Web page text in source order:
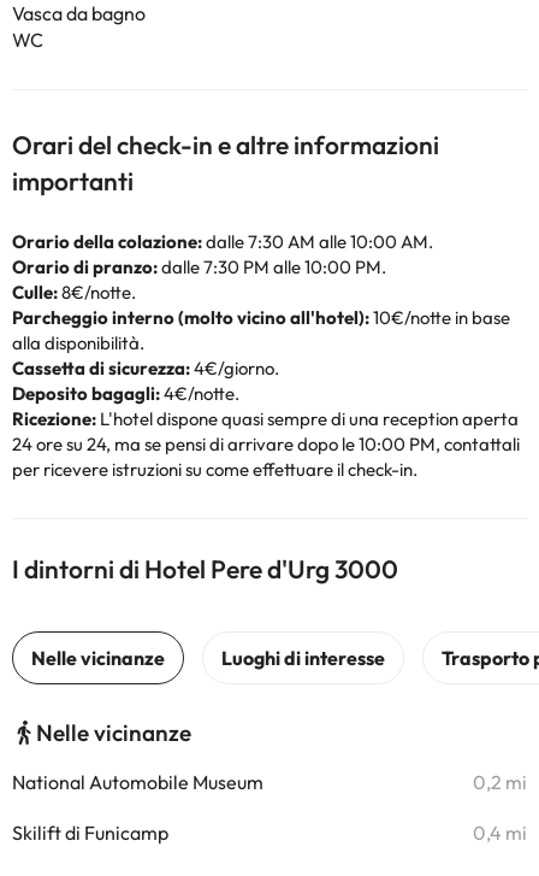
Vasca da bagno
WC
Orari del check-in e altre informazioni
importanti
Orario della colazione:dalle 7:30 AM alle 10:00 AM.
Orario di pranzo:dalle 7:30 PM alle 10:00 PM.
Culle:8€/notte.
Parcheggio interno (molto vicino all'hotel):10€/notte in base
alla disponibilità.
Cassetta di sicurezza:4€/giorno.
Deposito bagagli:4€/notte.
Ricezione: L'hotel dispone quasi sempre di una reception aperta
24 ore su 24, ma se pensi di arrivare dopo le 10:00 PM, contattali
per ricevere istruzioni su come effettuare il check-in.
I dintorni di Hotel Pere d'Urg 3000
Nelle vicinanze
National Automobile Museum 0,2 mi
Skilift di Funicamp 0,4 mi